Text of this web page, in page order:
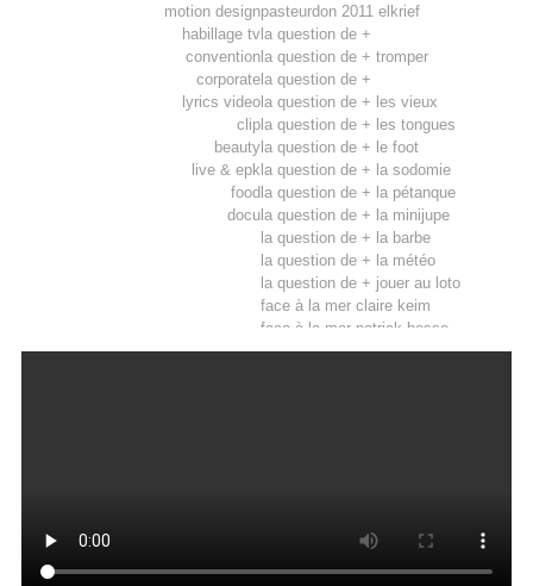
motion design
habillage tv
convention
corporate
lyrics video
clip
beauty
live & epk
food
docu
pasteurdon 2011 elkrief
la question de +
la question de + tromper
la question de +
la question de + les vieux
la question de + les tongues
la question de + le foot
la question de + la sodomie
la question de + la pétanque
la question de + la minijupe
la question de + la barbe
la question de + la météo
la question de + jouer au loto
face à la mer claire keim
face à la mer patrick bosso
face à la mer patrick fiori
face à la mer antoine dulery
face à la mer anthony kavanagh
face à la mer armelle